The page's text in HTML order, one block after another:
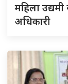
महिला
अधिकारी